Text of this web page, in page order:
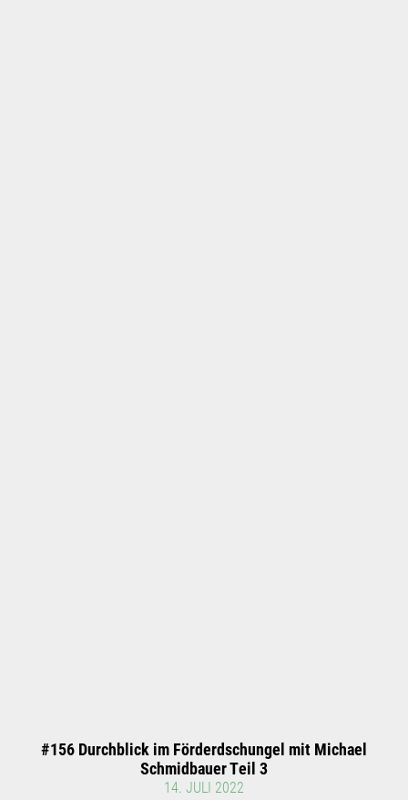
#156 Durchblick im Förderdschungel mit Michael
Schmidbauer Teil 3
14. JULI 2022